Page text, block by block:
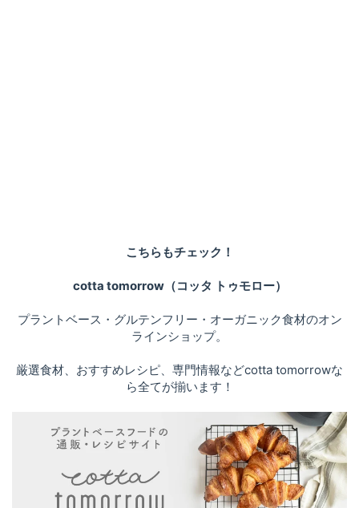
こちらもチェック！
cotta tomorrow（コッタ トゥモロー）
プラントベース・グルテンフリー・オーガニック食材のオン
ラインショップ。
厳選食材、おすすめレシピ、専門情報などcotta tomorrowな
ら全てが揃います！